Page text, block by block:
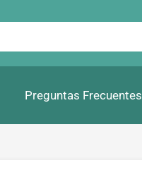
Preguntas Frecuentes